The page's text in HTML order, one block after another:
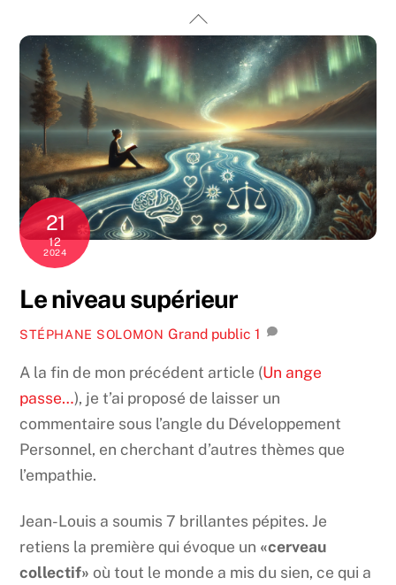
content
21
12
2024
Le niveau supérieur
STÉPHANE SOLOMON Grand public 1
A la fin de mon précédent article (Un ange
passe…), je t’ai proposé de laisser un
commentaire sous l’angle du Développement
Personnel, en cherchant d’autres thèmes que
l’empathie.
Jean-Louis a soumis 7 brillantes pépites. Je
retiens la première qui évoque un «cerveau
collectif» où tout le monde a mis du sien, ce qui a
Back
To